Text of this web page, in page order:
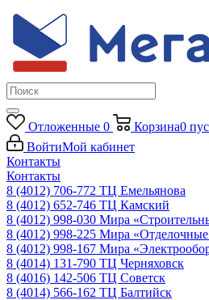
Отложенные 0 Корзина0
ВойтиМой кабинет
Контакты
Контакты
8 (4012) 706-772 ТЦ Емельянова
8 (4012) 652-746 ТЦ Камский
8 (4012) 998-030 Мира
8 (4012) 998-225 Мира «Отделочные
8 (4012) 998-167 Мира
8 (4014) 131-790 ТЦ Черняховск
8 (4016) 142-506 ТЦ Советск
8 (4014) 566-162 ТЦ Балтийск